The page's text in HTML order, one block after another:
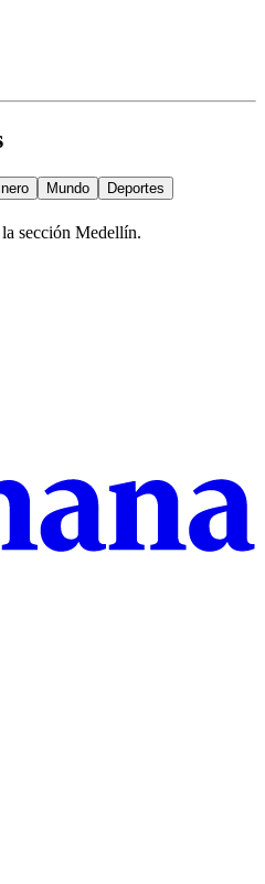
Mundo
Deportes
sección Medellín.